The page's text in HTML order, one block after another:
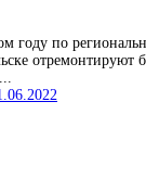
году по
отремонтируют